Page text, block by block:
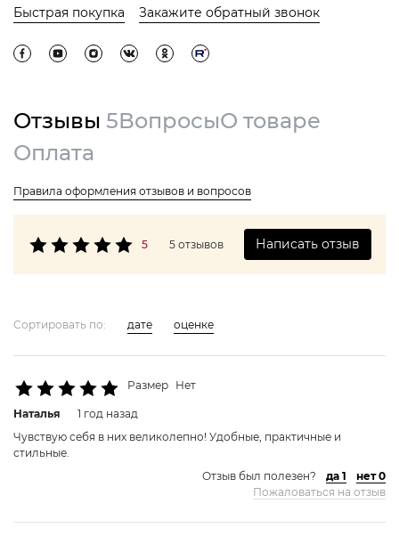
Быстрая покупка Закажите обратный звонок
Отзывы 5ВопросыО товаре
Оплата
Правила оформления отзывов и вопросов
5 5 отзывов Написать отзыв
Сортировать по: дате оценке
Размер Нет
Наталья
1 год назад
Чувствую себя в них великолепно! Удобные, практичные и
стильные.
Отзыв был полезен?
да 1
нет 0
Пожаловаться на отзыв